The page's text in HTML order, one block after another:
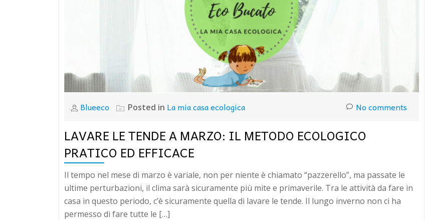
Blueeco Posted in La mia casa ecologica No comments
LAVARE LE TENDE A MARZO: IL METODO ECOLOGICO
PRATICO ED EFFICACE
Il tempo nel mese di marzo è variale, non per niente è chiamato “pazzerello”, ma passate le
ultime perturbazioni, il clima sarà sicuramente più mite e primaverile. Tra le attività da fare in
casa in questo periodo, c’è sicuramente quella di lavare le tende. Il lungo inverno non ci ha
permesso di fare tutte le […]